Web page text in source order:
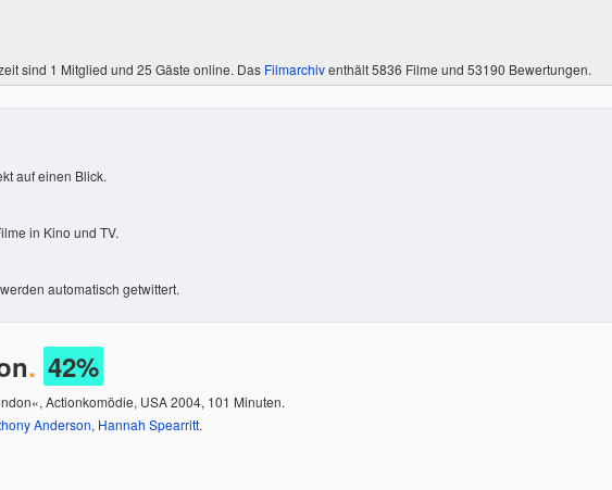
sind 1 Mitglied und 25 Gäste online. Das Filmarchiventhält 5836 Filme und 53190 Bewertungen.
auf einen Blick.
in Kino und TV.
automatisch getwittert.
. 42%
Actionkomödie, USA 2004, 101 Minuten.
Anderson, Hannah Spearritt.